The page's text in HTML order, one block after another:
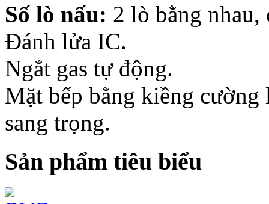
Số lò nấu: 2 lò bằng
Đánh lửa IC.
Ngắt gas tự động.
Mặt bếp bằng kiềng
sang trọng.
Sản phẩm tiêu biểu